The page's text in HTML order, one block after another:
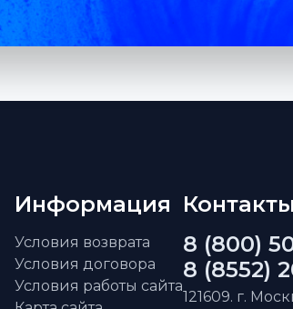
Информация
Условия возврата
Условия договора
Условия работы сайта
Контакты
8 (800)
8 (8552)
121609. г.